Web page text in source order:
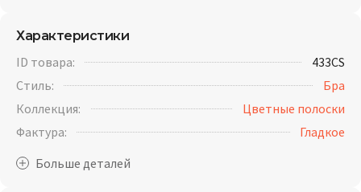
Характеристики
ID товара:
433CS
Стиль:
Бра
Коллекция:
Цветные полоски
Фактура:
Гладкое